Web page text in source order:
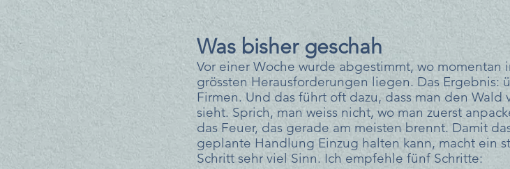
Was bisher geschah
Vor einer Woche wurde abgestimmt, wo momentan
grössten Herausforderungen liegen. Das Ergebnis:
Firmen. Und das führt oft dazu, dass man den Wald
sieht. Sprich, man weiss nicht, wo man zuerst
das Feuer, das gerade am meisten brennt. Damit
geplante Handlung Einzug halten kann, macht ein
Schritt sehr viel Sinn. Ich empfehle fünf Schritte: